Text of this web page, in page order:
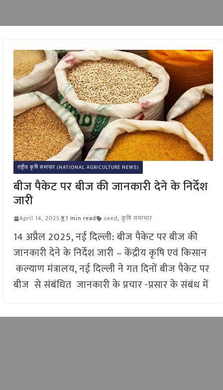
राष्ट्रीय कृषि समाचार (NATIONAL AGRICULTURE NEWS)
बीज पैकेट पर बीज की जानकारी देने के निर्देश
जारी
April 14, 2025 1 min read seed, कृषि समाचार
14 अप्रैल 2025, नई दिल्ली: बीज पैकेट पर बीज की
जानकारी देने के निर्देश जारी – केंद्रीय कृषि एवं किसान
कल्याण मंत्रालय, नई दिल्ली ने गत दिनों बीज पैकेट पर
बीज से संबंधित जानकारी के प्रचार -प्रसार के संबंध में